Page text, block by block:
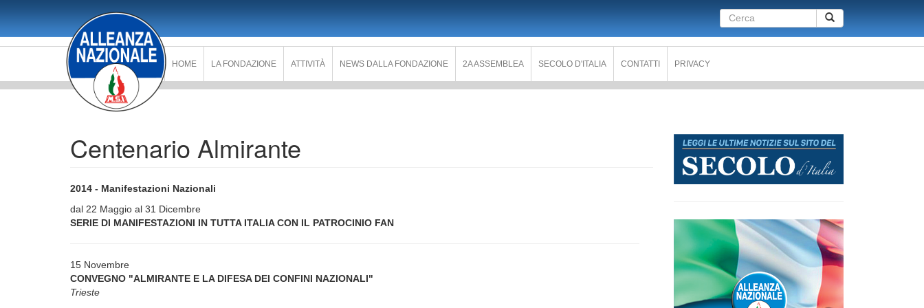
contenuto
principale
HOME LA FONDAZIONE ATTIVITÀ NEWS DALLA FONDAZIONE 2A ASSEMBLEA SECOLO D'ITALIA CONTATTI PRIVACY
Form
di
Centenario Almirante
2014 - Manifestazioni Nazionali
dal 22 Maggio al 31 Dicembre
SERIE DI MANIFESTAZIONI IN TUTTA ITALIA CON IL PATROCINIO FAN
15 Novembre
CONVEGNO "ALMIRANTE E LA DIFESA DEI CONFINI NAZIONALI"
Trieste